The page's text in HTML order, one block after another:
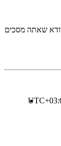
שאתה מסכים